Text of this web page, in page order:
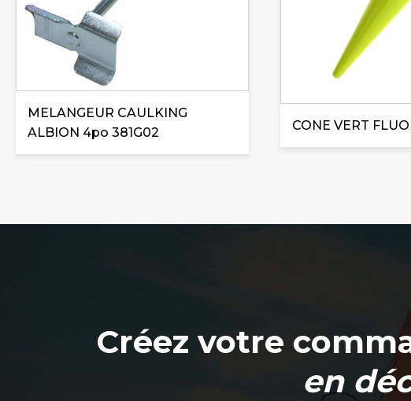
MELANGEUR CAULKING
ALBION 4po 381G02
CONE VERT
Créez votre
en